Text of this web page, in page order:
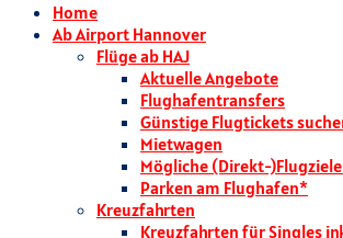
Home
Ab Airport Hannover
Flüge ab HAJ
Aktuelle Angebote
Flughafentransfers
Günstige Flugtickets
Mietwagen
Mögliche (Direkt-)Flugziele
Parken am Flughafen*
Kreuzfahrten
Kreuzfahrten für Singles